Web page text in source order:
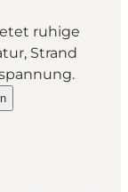
ruhige
Strand
on_map